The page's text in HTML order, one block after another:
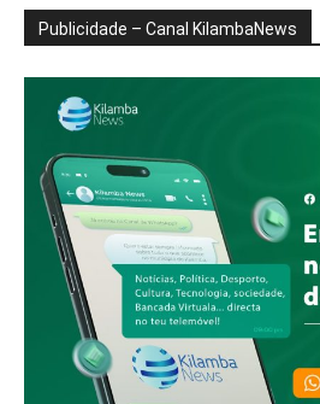
Publicidade – Canal KilambaNews